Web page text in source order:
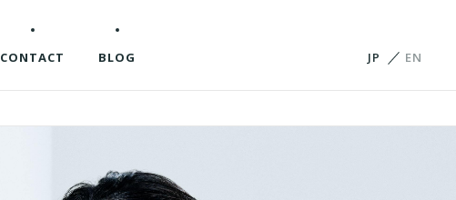
CONTACT BLOG JP EN